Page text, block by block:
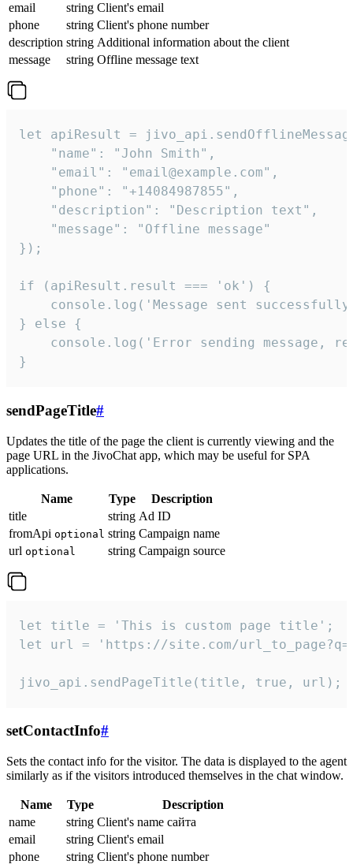
email
string Client's email
phone
string Client's phone number
description string Additional information about the client
message
string Offline message text
let apiResult =
    "name": "John Smith",
    "email": "email@example.com",
    "phone": "+14084987855",
    "description": "Description text",
    "message": "Offline message"
});
if (apiResult.result === 'ok') {
console.log('Message sent
} else {
console.log('Error sending message,
}
sendPageTitle#
Updates the title of the page the client is currently viewing and the
page URL in the JivoChat app, which may be useful for SPA
applications.
Name Type
Description
title
string Ad ID
fromApi optional string Campaign name
url optional string Campaign source
let title = 'This is custom page title';
let url = 'https://site.com/
jivo_api.sendPageTitle(title, true, url);
setContactInfo#
Sets the contact info for the visitor. The data is displayed to the agent
similarly as if the visitors introduced themselves in the chat window.
Name Type
Description
name
string Client's name сайта
email
string Client's email
phone
string Client's phone number